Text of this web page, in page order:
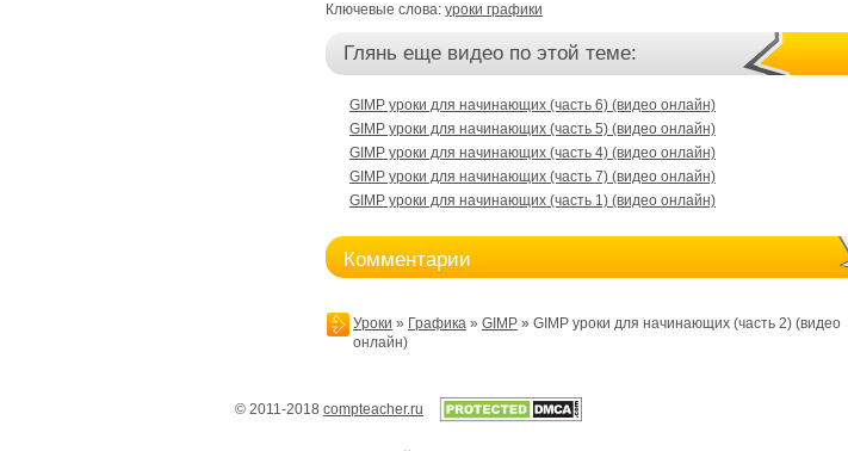
Ключевые слова: уроки графики
Глянь еще видео по этой теме:
GIMP уроки для начинающих (часть 6) (видео онлайн)
GIMP уроки для начинающих (часть 5) (видео онлайн)
GIMP уроки для начинающих (часть 4) (видео онлайн)
GIMP уроки для начинающих (часть 7) (видео онлайн)
GIMP уроки для начинающих (часть 1) (видео онлайн)
Комментарии
Уроки » Графика » GIMP » GIMP уроки для начинающих (часть 2) (видео
онлайн)
© 2011-2018 compteacher.ru